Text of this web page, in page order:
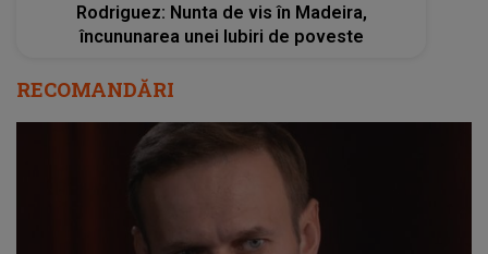
Rodriguez: Nunta de vis în Madeira,
încununarea unei Iubiri de poveste
RECOMANDĂRI